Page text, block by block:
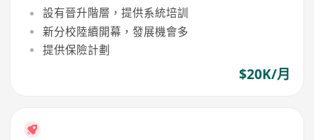
設有晉升階層，提供系統培訓
新分校陸續開幕，發展機會多
提供保險計劃
$20K/月